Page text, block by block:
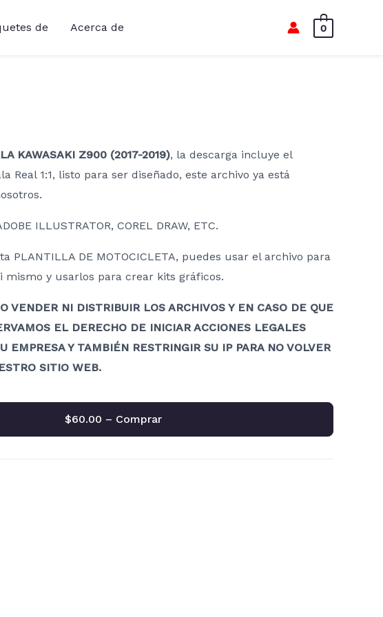
de Acerca de 0
KAWASAKI Z900 (2017-2019), la descarga incluye el
Real 1:1, listo para ser diseñado, este archivo ya está
ILLUSTRATOR, COREL DRAW, ETC.
PLANTILLA DE MOTOCICLETA, puedes usar el archivo para
mismo y usarlos para crear kits gráficos.
VENDER NI DISTRIBUIR LOS ARCHIVOS Y EN CASO DE QUE
EL DERECHO DE INICIAR ACCIONES LEGALES
EMPRESA Y TAMBIÉN RESTRINGIR SU IP PARA NO VOLVER
SITIO WEB.
$60.00 – Comprar